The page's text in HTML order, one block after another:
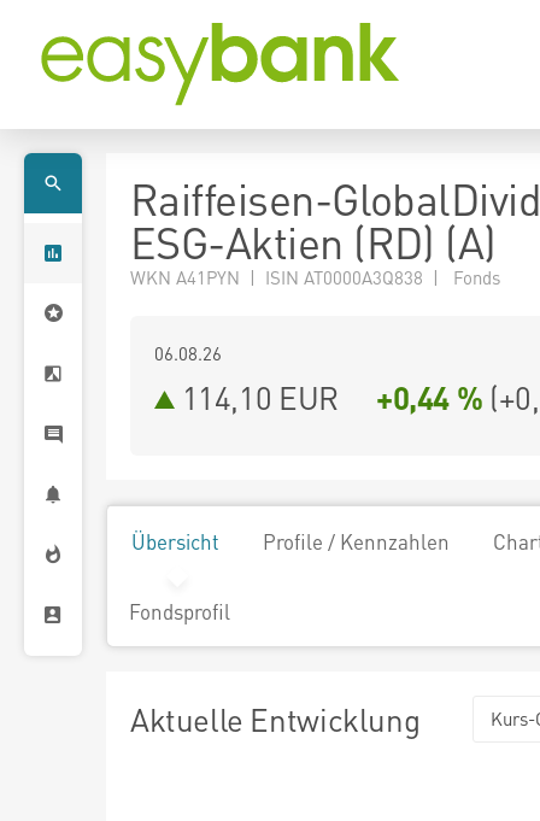
Raiffeisen-
ESG-Aktien (RD) (A)
WKN A41PYN | ISIN AT0000A3Q838 | Fonds
06.08.26
114,10 EUR +0,44 % (
Übersicht Profile / Kennzahlen
Fondsprofil
Aktuelle Entwicklung Kurs-